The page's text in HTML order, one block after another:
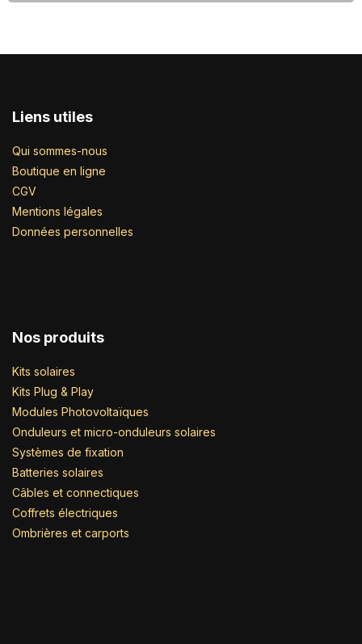
Liens utiles
Qui sommes-nous
Boutique en ligne
CGV
Mentions légales
Données personnelles
Nos produits
Kits solaires
Kits Plug & Play
Modules Photovoltaïques
Onduleurs et micro-onduleurs solaires
Systèmes de fixation
Batteries solaires
Câbles et connectiques
Coffrets électriques
Ombrières et carports